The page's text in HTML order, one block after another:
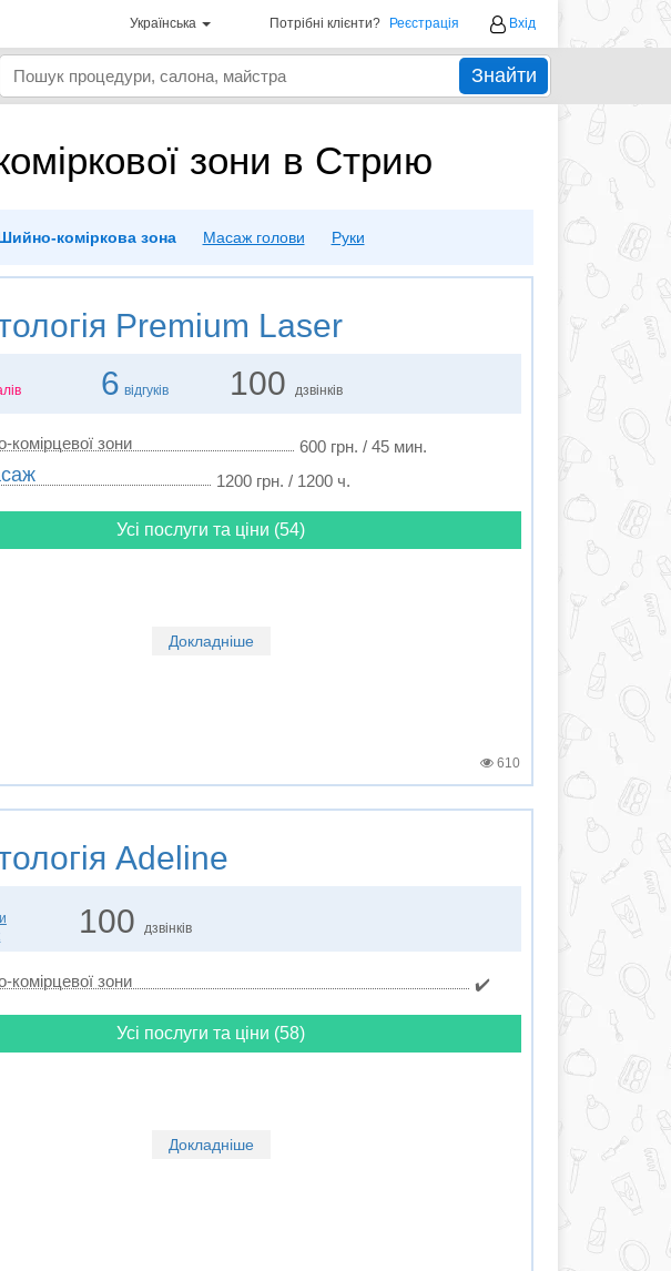
Українська Потрібні клієнти? Реєстрація Вхід
Знайти
зони в Стрию
коміркова зона Масаж голови Руки
Premium Laser
6 відгуків 100 дзвінків
зони 600 грн. / 45 мин.
1200 грн. / 1200 ч.
Усі послуги та ціни (54)
Докладніше
610
Adeline
100 дзвінків
зони ✔️
Усі послуги та ціни (58)
Докладніше